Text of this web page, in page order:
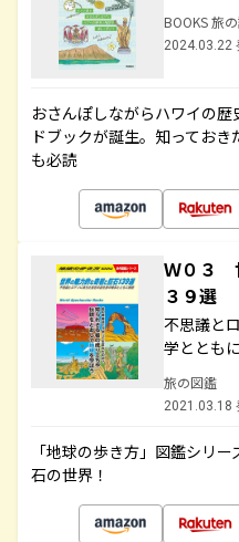
BOOKS 旅
2024.03.22
おさんぽしながらハワイの
ドブックが誕生。知ってお
も必読
Ｗ０３
３９選
不思議と
学ととも
旅の図鑑
2021.03.18
「地球の歩き方」図鑑シリ
石の世界！